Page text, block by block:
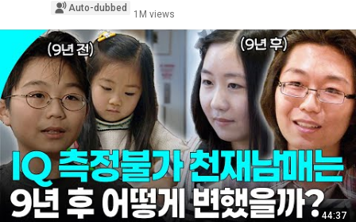
Auto-dubbed
1M views
44:37